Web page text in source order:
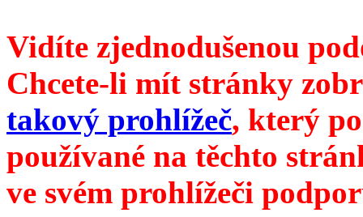
Vidíte zjednodušenou
Chcete-li mít stránky
takový prohlížeč, který
používané na těchto
ve svém prohlížeči